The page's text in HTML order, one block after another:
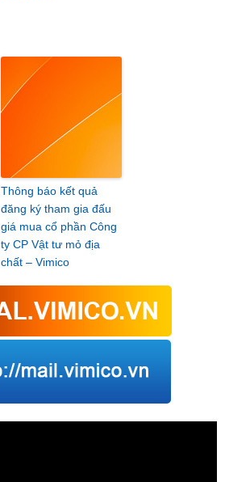
Thông báo kết quả
đăng ký tham gia đấu
giá mua cổ phần Công
ty CP Vật tư mỏ địa
chất – Vimico